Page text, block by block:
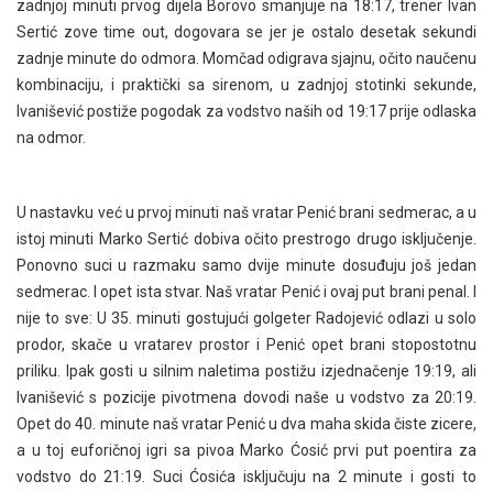
zadnjoj minuti prvog dijela Borovo smanjuje na 18:17, trener Ivan
Sertić zove time out, dogovara se jer je ostalo desetak sekundi
zadnje minute do odmora. Momčad odigrava sjajnu, očito naučenu
kombinaciju, i praktički sa sirenom, u zadnjoj stotinki sekunde,
Ivanišević postiže pogodak za vodstvo naših od 19:17 prije odlaska
na odmor.
U nastavku već u prvoj minuti naš vratar Penić brani sedmerac, a u
istoj minuti Marko Sertić dobiva očito prestrogo drugo isključenje.
Ponovno suci u razmaku samo dvije minute dosuđuju još jedan
sedmerac. I opet ista stvar. Naš vratar Penić i ovaj put brani penal. I
nije to sve: U 35. minuti gostujući golgeter Radojević odlazi u solo
prodor, skače u vratarev prostor i Penić opet brani stopostotnu
priliku. Ipak gosti u silnim naletima postižu izjednačenje 19:19, ali
Ivanišević s pozicije pivotmena dovodi naše u vodstvo za 20:19.
Opet do 40. minute naš vratar Penić u dva maha skida čiste zicere,
a u toj euforičnoj igri sa pivoa Marko Ćosić prvi put poentira za
vodstvo do 21:19. Suci Ćosića isključuju na 2 minute i gosti to